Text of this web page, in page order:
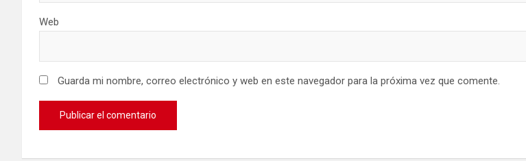
Web
Guarda mi nombre, correo electrónico y web en este navegador para la próxima vez que comente.